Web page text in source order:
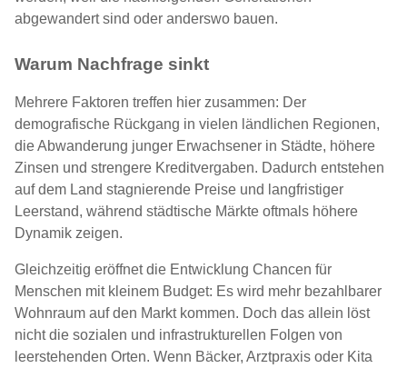
abgewandert sind oder anderswo bauen.
Warum Nachfrage sinkt
Mehrere Faktoren treffen hier zusammen: Der
demografische Rückgang in vielen ländlichen Regionen,
die Abwanderung junger Erwachsener in Städte, höhere
Zinsen und strengere Kreditvergaben. Dadurch entstehen
auf dem Land stagnierende Preise und langfristiger
Leerstand, während städtische Märkte oftmals höhere
Dynamik zeigen.
Gleichzeitig eröffnet die Entwicklung Chancen für
Menschen mit kleinem Budget: Es wird mehr bezahlbarer
Wohnraum auf den Markt kommen. Doch das allein löst
nicht die sozialen und infrastrukturellen Folgen von
leerstehenden Orten. Wenn Bäcker, Arztpraxis oder Kita